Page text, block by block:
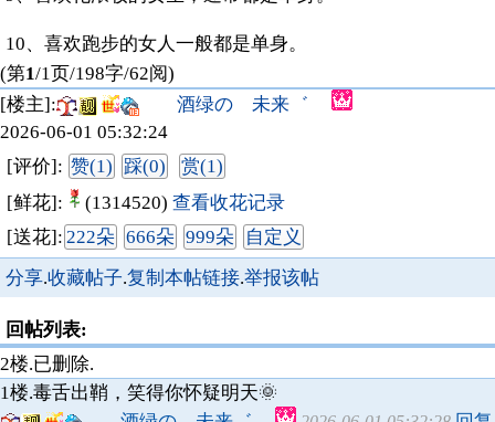
10、喜欢跑步的女人一般都是单身。
(第1/1页/198字/62阅)
[楼主]:
酒绿の 未来゛
2026-06-01 05:32:24
[评价]: 赞(1) 踩(0)
赏(1)
[鲜花]:
(1314520) 查看收花记录
[送花]: 222朵 666朵 999朵
自定义
分享.收藏帖子.复制本帖链接.举报该帖
回帖列表:
2楼.已删除.
1楼.毒舌出鞘，笑得你怀疑明天🌞